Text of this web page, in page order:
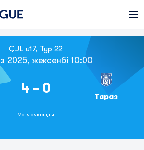
QJL u17, Тур 22
2025, жексенбі 10:00
4 - 0
Матч аяқталды
Тараз